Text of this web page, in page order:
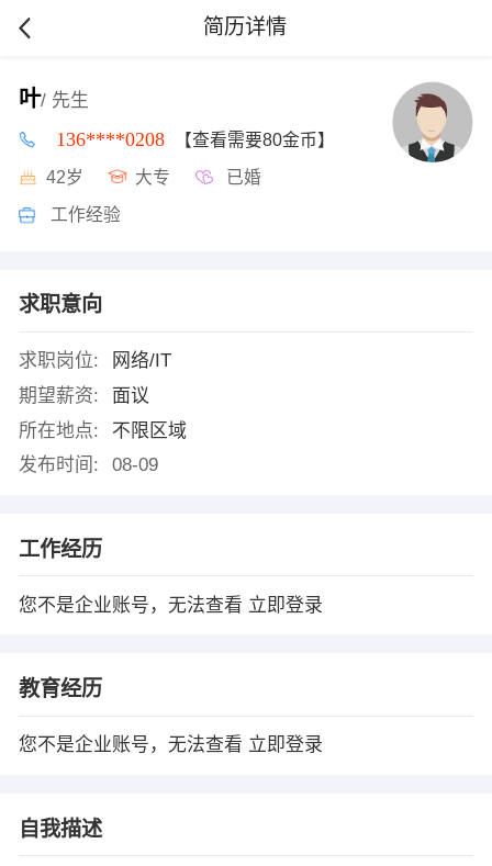
简历详情
叶/ 先生
136****0208 【查看需要80金币】
42岁 大专 已婚
工作经验
求职意向
求职岗位:
网络/IT
期望薪资:
面议
所在地点:
不限区域
发布时间:
08-09
工作经历
您不是企业账号，无法查看 立即登录
教育经历
您不是企业账号，无法查看 立即登录
自我描述